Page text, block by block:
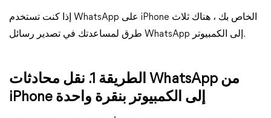
إذا كنت تستخدم WhatsApp على iPhone الخاص بك ، هناك ثلاث
طرق لمساعدتك في تصدير رسائل WhatsApp إلى الكمبيوتر.
الطريقة 1. نقل محادثات WhatsApp من
iPhone إلى الكمبيوتر بنقرة واحدة